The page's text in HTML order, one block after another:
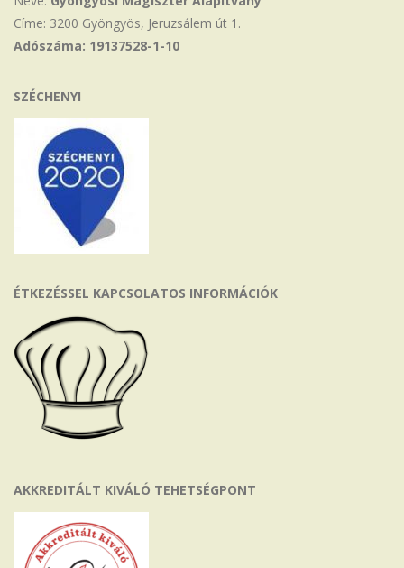
Címe: 3200 Gyöngyös, Jeruzsálem út 1.
Adószáma: 19137528-1-10
SZÉCHENYI
ÉTKEZÉSSEL KAPCSOLATOS INFORMÁCIÓK
AKKREDITÁLT KIVÁLÓ TEHETSÉGPONT